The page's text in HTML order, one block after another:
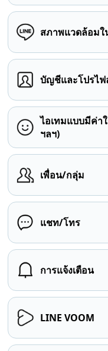
สภาพแวดล้อมใ
บัญชีและโปรไฟ
ไอเทมแบบมีค่า
ฯลฯ)
เพื่อน/กลุ่ม
แชท/โทร
การแจ้งเตือน
LINE VOOM